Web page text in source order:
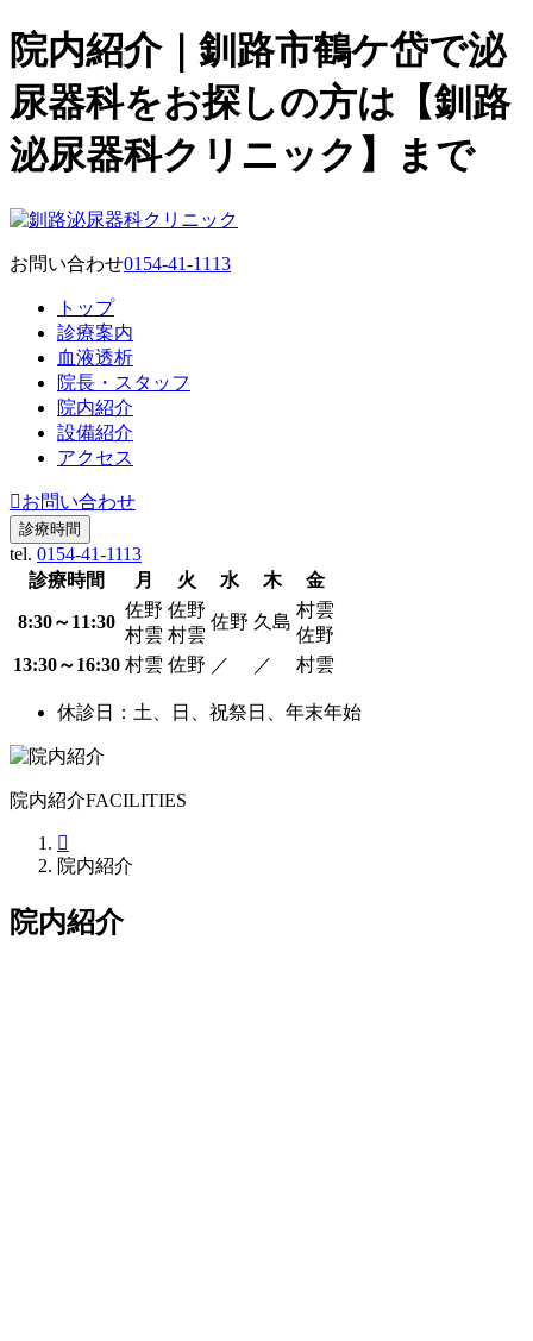
院内紹介｜釧路市鶴ケ岱で泌
尿器科をお探しの方は【釧路
泌尿器科クリニック】まで
お問い合わせ0154-41-1113
トップ
診療案内
血液透析
院長・スタッフ
院内紹介
設備紹介
アクセス
お問い合わせ
診療時間
tel. 0154-41-1113
診療時間
月 火 水 木 金
8:30～11:30
佐野
村雲
佐野
村雲
佐野 久島
村雲
佐野
13:30～16:30 村雲 佐野 ／ ／ 村雲
休診日：土、日、祝祭日、年末年始
院内紹介FACILITIES
院内紹介
院内紹介